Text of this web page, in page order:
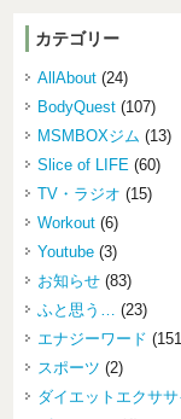
カテゴリー
AllAbout (24)
BodyQuest (107)
MSMBOXジム (13)
Slice of LIFE (60)
TV・ラジオ (15)
Workout (6)
Youtube (3)
お知らせ (83)
ふと思う… (23)
エナジーワード
スポーツ (2)
ダイエットエクサ